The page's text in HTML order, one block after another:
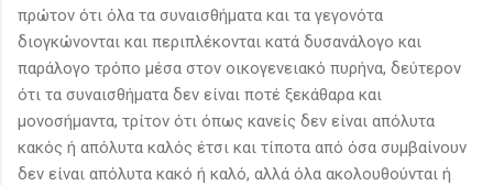
πρώτον ότι όλα τα συναισθήματα και τα γεγονότα
διογκώνονται και περιπλέκονται κατά δυσανάλογο και
παράλογο τρόπο μέσα στον οικογενειακό πυρήνα, δεύτερον
ότι τα συναισθήματα δεν είναι ποτέ ξεκάθαρα και
μονοσήμαντα, τρίτον ότι όπως κανείς δεν είναι απόλυτα
κακός ή απόλυτα καλός έτσι και τίποτα από όσα συμβαίνουν
δεν είναι απόλυτα κακό ή καλό, αλλά όλα ακολουθούνται ή